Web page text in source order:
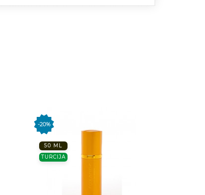
-20%
50 ML
TURCIJA